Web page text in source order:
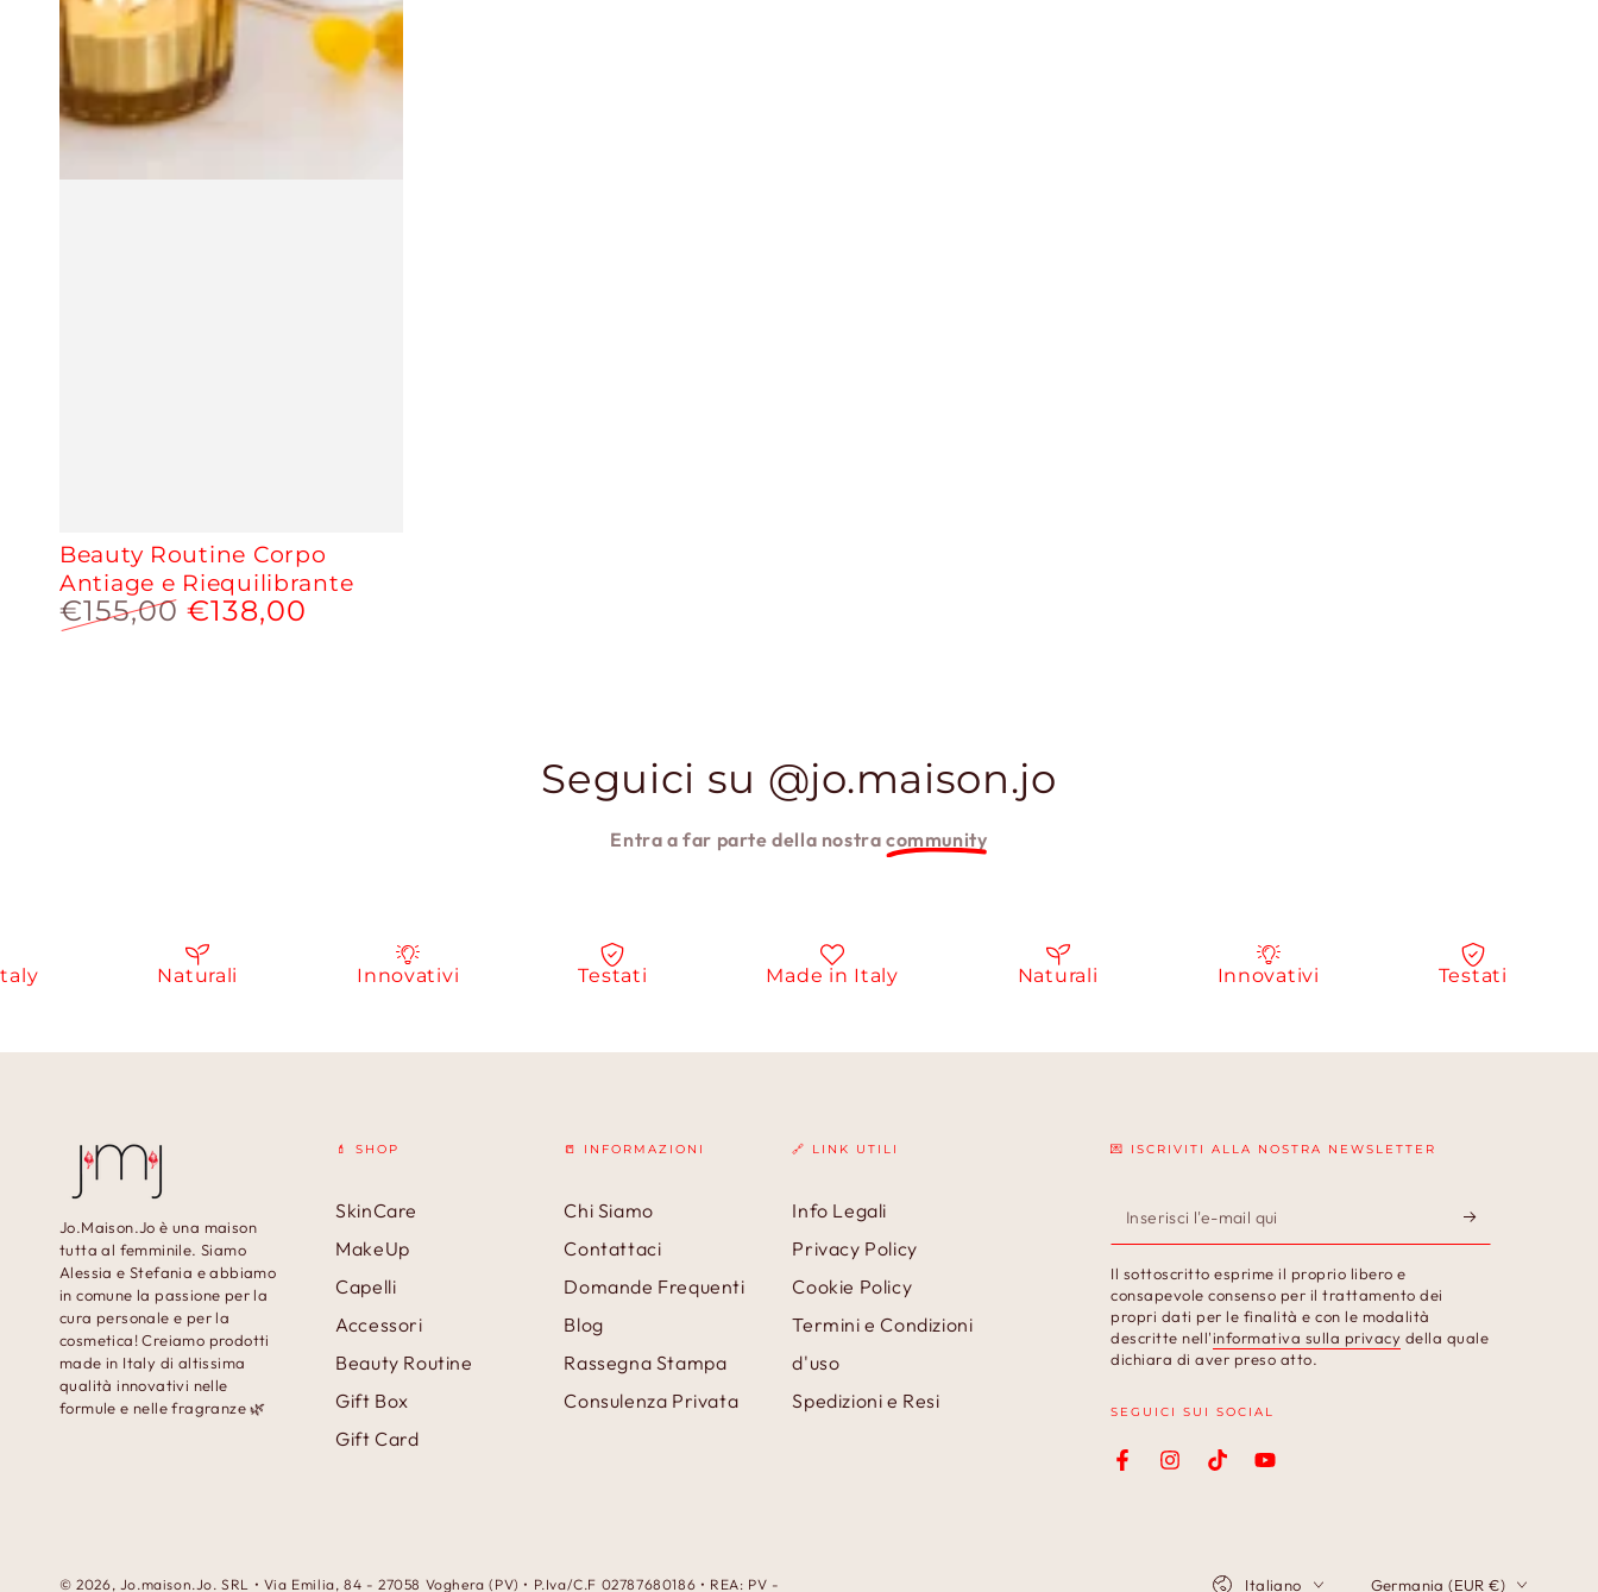
Beauty Routine Corpo
Antiage e Riequilibrante
Prezzo
€155,00 €138,00
Seguici su @jo.maison.jo
Entra a far parte della nostracommunity
Naturali Innovativi Testati Made in Italy Naturali Innovativi Testati
Jo.Maison.Jo è una maison
tutta al femminile. Siamo
Alessia e Stefania e abbiamo
in comune la passione per la
cura personale e per la
cosmetica! Creiamo prodotti
made in Italy di altissima
qualità innovativi nelle
formule e nelle fragranze 🌿
💄 SHOP
SkinCare
MakeUp
Capelli
Accessori
Beauty Routine
Gift Box
Gift Card
📒 INFORMAZIONI
Chi Siamo
Contattaci
Domande Frequenti
Blog
Rassegna Stampa
Consulenza Privata
🔗 LINK UTILI
Info Legali
Privacy Policy
Cookie Policy
Termini e Condizioni
d'uso
Spedizioni e Resi
💌 ISCRIVITI ALLA NOSTRA NEWSLETTER
Inserisci
l'e-
mail
qui
Il sottoscritto esprime il proprio libero e
consapevole consenso per il trattamento dei
propri dati per le finalità e con le modalità
descritte nell'informativa sulla privacy della quale
dichiara di aver preso atto.
SEGUICI SUI SOCIAL
FacebookInstagramTikTokYouTube
© 2026, Jo.maison.Jo. SRL • Via Emilia, 84 - 27058 Voghera (PV) • P.Iva/C.F 02787680186 • REA: PV - Italiano Germania (EUR €)